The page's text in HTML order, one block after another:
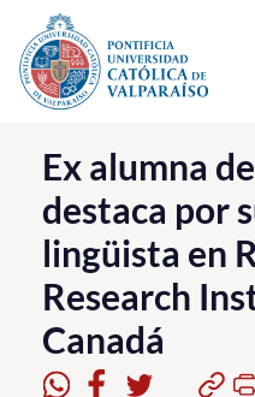
Click acá para ir directamente
La Universidad
Investigación, Creación
PUCV Internacional
Vinculación con el Medio
Admisión
Ex alumna
destaca por
lingüista en
Research
Canadá